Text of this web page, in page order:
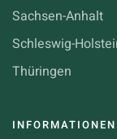
Sachsen-Anhalt
Schleswig-
Thüringen
INFORMATIONEN